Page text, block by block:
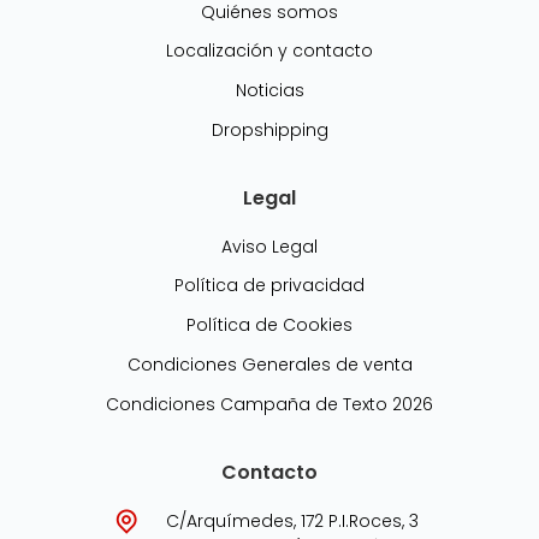
Quiénes somos
Localización y contacto
Noticias
Dropshipping
Legal
Aviso Legal
Política de privacidad
Política de Cookies
Condiciones Generales de venta
Condiciones Campaña de Texto 2026
Contacto
C/Arquímedes, 172 P.I.Roces, 3